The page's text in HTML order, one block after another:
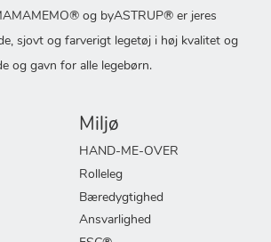
og byASTRUP® er jeres
sjovt og farverigt legetøj i høj kvalitet og
og gavn for alle legebørn.
Miljø
HAND-ME-OVER
Rolleleg
Bæredygtighed
Ansvarlighed